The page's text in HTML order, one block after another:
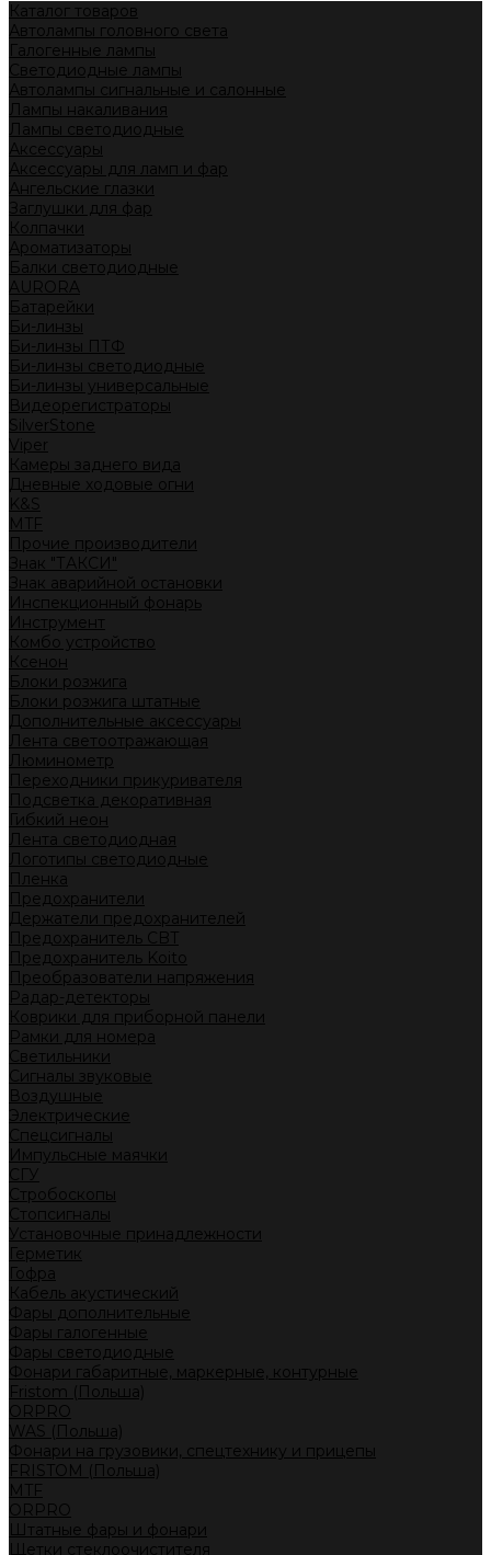
Каталог товаров
Автолампы головного света
Галогенные лампы
Светодиодные лампы
Автолампы сигнальные и салонные
Лампы накаливания
Лампы светодиодные
Аксессуары
Аксессуары для ламп и фар
Ангельские глазки
Заглушки для фар
Колпачки
Ароматизаторы
Балки светодиодные
AURORA
Батарейки
Би-линзы
Би-линзы ПТФ
Би-линзы светодиодные
Би-линзы универсальные
Видеорегистраторы
SilverStone
Viper
Камеры заднего вида
Дневные ходовые огни
K&S
MTF
Прочие производители
Знак "ТАКСИ"
Знак аварийной остановки
Инспекционный фонарь
Инструмент
Комбо устройство
Ксенон
Блоки розжига
Блоки розжига штатные
Дополнительные аксессуары
Лента светоотражающая
Люминометр
Переходники прикуривателя
Подсветка декоративная
Гибкий неон
Лента светодиодная
Логотипы светодиодные
Пленка
Предохранители
Держатели предохранителей
Предохранитель CBT
Предохранитель Koito
Преобразователи напряжения
Радар-детекторы
Коврики для приборной панели
Рамки для номера
Светильники
Сигналы звуковые
Воздушные
Электрические
Спецсигналы
Импульсные маячки
СГУ
Стробоскопы
Стопсигналы
Установочные принадлежности
Герметик
Гофра
Кабель акустический
Фары дополнительные
Фары галогенные
Фары светодиодные
Фонари габаритные, маркерные, контурные
Fristom (Польша)
ORPRO
WAS (Польша)
Фонари на грузовики, спецтехнику и прицепы
FRISTOM (Польша)
MTF
ORPRO
Штатные фары и фонари
Щетки стеклоочистителя